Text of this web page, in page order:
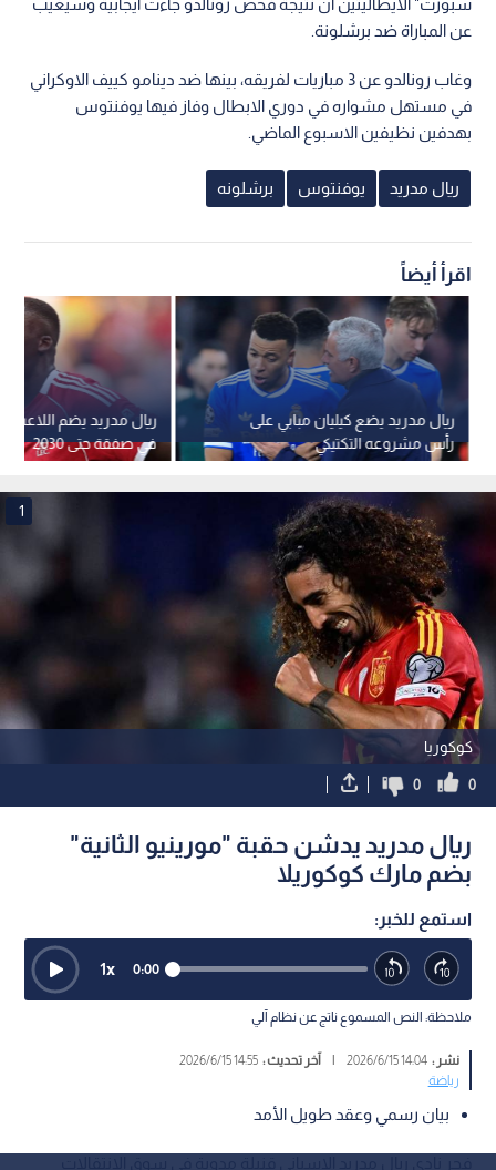
عن المباراة ضد برشلونة.
وغاب رونالدو عن 3 مباريات لفريقه، بينها ضد دينامو كييف الاوكراني
في مستهل مشواره في دوري الابطال وفاز فيها يوفنتوس
بهدفين نظيفين الاسبوع الماضي.
ريال مدريد يوفنتوس برشلونه
اقرأ أيضاً
ريال مدريد يضم اللاعب
في صفقة حتى 2030
ريال مدريد يضع كيليان مبابي على
رأس مشروعه التكتيكي
كوكوريا
1
0
0
ريال مدريد يدشن حقبة "مورينيو الثانية"
بضم مارك كوكوريلا
استمع للخبر:
0:00
1x
ملاحظة: النص المسموع ناتج عن نظام آلي
نشر :14:04 2026/6/15
| آخر تحديث :14:55 2026/6/15
رياضة
بيان رسمي وعقد طويل الأمد